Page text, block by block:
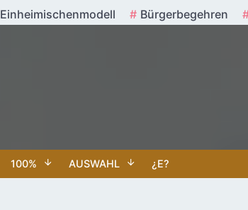
Einheimischenmodell Bürgerbegehren
100% AUSWAHL ¿E?